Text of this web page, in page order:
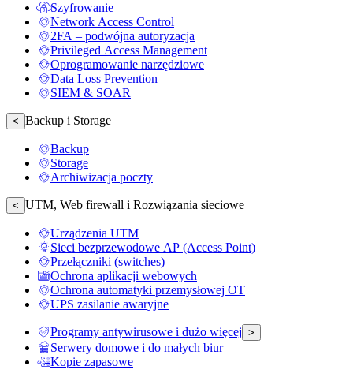
Szyfrowanie
Network Access Control
2FA – podwójna autoryzacja
Privileged Access Management
Oprogramowanie narzędziowe
Data Loss Prevention
SIEM & SOAR
< Backup i Storage
Backup
Storage
Archiwizacja poczty
< UTM, Web firewall i Rozwiązania sieciowe
Urządzenia UTM
Sieci bezprzewodowe AP (Access Point)
Przełączniki (switches)
Ochrona aplikacji webowych
Ochrona automatyki przemysłowej OT
UPS zasilanie awaryjne
Programy antywirusowe i dużo więcej >
Serwery domowe i do małych biur
Kopie zapasowe